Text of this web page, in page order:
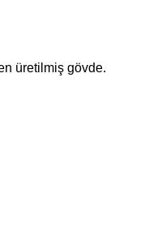
üretilmiş gövde.